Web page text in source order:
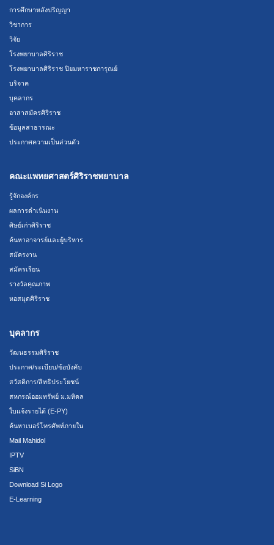
การศึกษาหลังปริญญา
วิชาการ
วิจัย
โรงพยาบาลศิริราช
โรงพยาบาลศิริราช ปิยมหาราชการุณย์
บริจาค
บุคลากร
อาสาสมัครศิริราช
ข้อมูลสาธารณะ
ประกาศความเป็นส่วนตัว
คณะแพทยศาสตร์ศิริราชพยาบาล
รู้จักองค์กร
ผลการดำเนินงาน
ศิษย์เก่าศิริราช
ค้นหาอาจารย์และผู้บริหาร
สมัครงาน
สมัครเรียน
รางวัลคุณภาพ
หอสมุดศิริราช
บุคลากร
วัฒนธรรมศิริราช
ประกาศ/ระเบียบ/ข้อบังคับ
สวัสดิการ/สิทธิประโยชน์
สหกรณ์ออมทรัพย์ ม.มหิดล
ใบแจ้งรายได้ (E-PY)
ค้นหาเบอร์โทรศัพท์ภายใน
Mail Mahidol
IPTV
SiBN
Download Si Logo
E-Learning